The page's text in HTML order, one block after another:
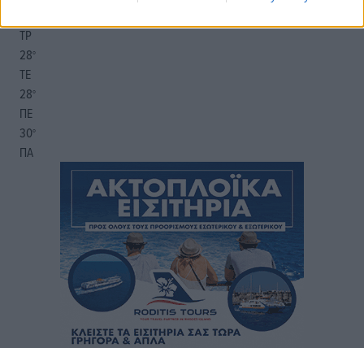
ΤΡ
28°
ΤΕ
28°
ΠΕ
30°
ΠΑ